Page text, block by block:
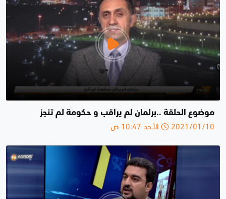
موضوع الحلقة ..برلمان لم يراقب و حكومة لم تنجز
2021/01/10 الأحد 10:47 ص